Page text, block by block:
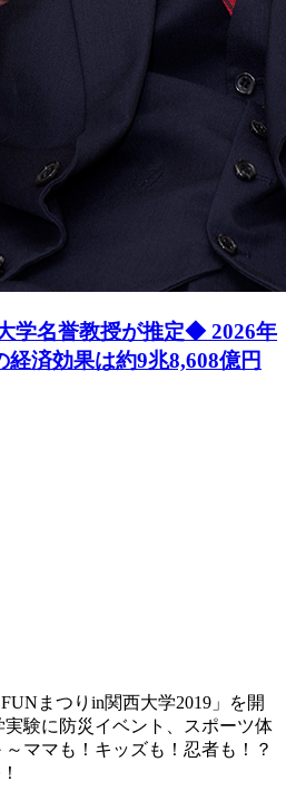
学名誉教授が推定◆ 2026年
経済効果は約9兆8,608億円
まつりin関西大学2019」を開
験に防災イベント、スポーツ体
ママも！キッズも！忍者も！？